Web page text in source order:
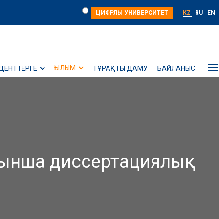
ЦИФРЛЫ УНИВЕРСИТЕТ KZ RU EN
ҒЫЛЫМ ТҰРАҚТЫ ДАМУ БАЙЛАНЫС
диссертациялық